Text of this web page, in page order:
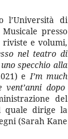
l’Università di
presso
riviste e volumi,
nel teatro di
specchio alla
eI’m much
dopo
del
quale dirige la
(Sarah Kane